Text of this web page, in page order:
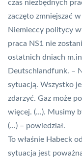
czas niezbędnych
zaczęto zmniejszać
Niemieccy politycy
praca NS1 nie
ostatnich dniach
Deutschlandfunk. –
sytuacją. Wszystko
zdarzyć. Gaz może
więcej. (...). Musimy
(...) – powiedział.
To właśnie Habeck
sytuacja jest